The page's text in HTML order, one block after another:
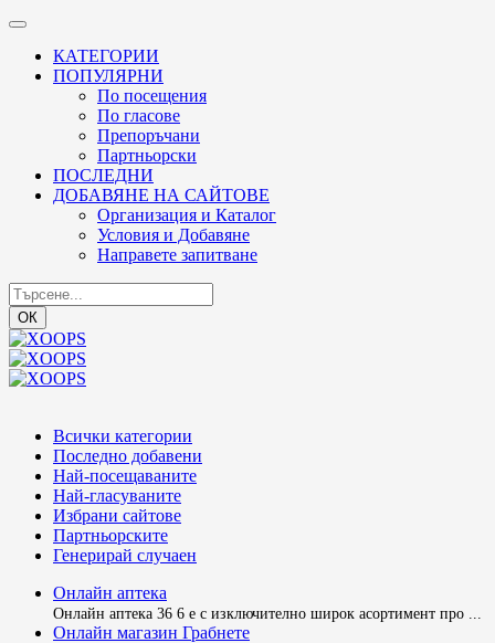
КАТЕГОРИИ
ПОПУЛЯРНИ
По посещения
По гласове
Препоръчани
Партньорски
ПОСЛЕДНИ
ДОБАВЯНЕ НА САЙТОВЕ
Организация и Каталог
Условия и Добавяне
Направете запитване
ОК
Всички категории
Последно добавени
Най-посещаваните
Най-гласуваните
Избрани сайтове
Партньорските
Генерирай случаен
Онлайн аптека
Онлайн аптека 36 6 е с изключително широк асортимент про ...
Онлайн магазин Грабнете